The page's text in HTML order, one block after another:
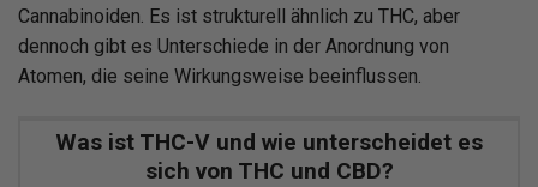
Cannabinoiden. Es ist strukturell ähnlich zu THC, aber
dennoch gibt es Unterschiede in der Anordnung von
Atomen, die seine Wirkungsweise beeinflussen.
Was ist THC-V und wie unterscheidet es
sich von THC und CBD?